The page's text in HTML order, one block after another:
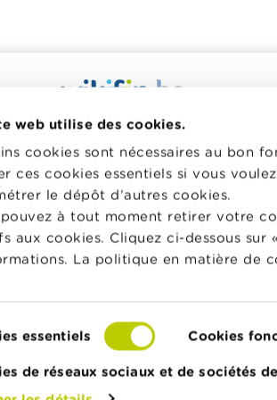
web utilise des cookies.
cookies sont nécessaires au bon
ces cookies essentiels si vous
le dépôt d’autres cookies.
pouvez à tout moment retirer votre
aux cookies. Cliquez ci-dessous
La politique en matière de
essentiels Cookies
de réseaux sociaux et de sociétés
Wikifin.be veut vous aider dans vos
à votre disposition une information
indépendante, fiable et pratique. Il
sans aucun lien avec les acteurs
financiers privés.
En savoir plus sur Wikifin